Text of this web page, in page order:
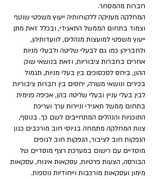
חברות מהמסחר.
המחלקה מעניקה ללקוחותיה ייעוץ משפטי שוטף
וצמוד בתחום הממשל התאגידי, ובכלל זאת מתן
ייעוץ משפטי למועצות מנהלים, לוועדותיהן,
ולחבריהן כמו גם לבעלי שליטה ולבעלי מניות
אחרים בחברות ציבוריות, וזאת בנושאי שוק
ההון, ביחס לסכסוכים בין בעלי מניות, תגמול
בכירים ונושאי משרה, יחסים בין חברות ציבוריות
לבין בעלי עניין ובעלי שליטה בהן, אכיפה פנימית
בתחום ממשל תאגידי וניירות ערך ועריכת
התוכניות והנהלים המתחייבים לשם כך. בנוסף,
צוות המחלקה מתמחה בגיוסי חוב מורכבים כגון
הנפקות חוב לציבור, הנפקות חוב לגופים
מוסדיים עם רישום במערכת רצף מוסדיים של
הבורסה, הצעות פרטיות, עסקאות איגוח, עסקאות
מימון ועסקאות מורכבות וייחודיות נוספות.